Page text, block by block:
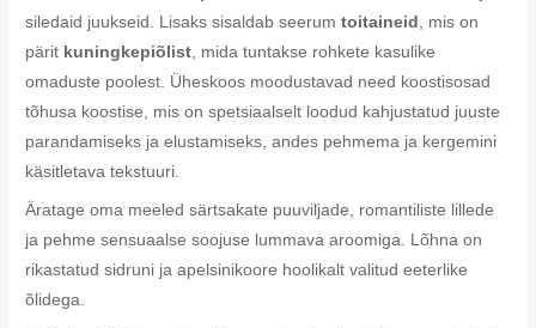
siledaid juukseid. Lisaks sisaldab seerumtoitaineid , mis on
pärit kuningkepiõlist, mida tuntakse rohkete kasulike
omaduste poolest. Üheskoos moodustavad need koostisosad
tõhusa koostise, mis on spetsiaalselt loodud kahjustatud juuste
parandamiseks ja elustamiseks, andes pehmema ja kergemini
käsitletava tekstuuri.
Äratage oma meeled särtsakate puuviljade, romantiliste lillede
ja pehme sensuaalse soojuse lummava aroomiga. Lõhna on
rikastatud sidruni ja apelsinikoore hoolikalt valitud eeterlike
õlidega.